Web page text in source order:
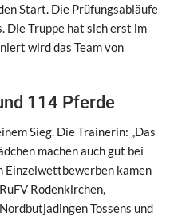
Start. Die Prüfungsabläufe
Die Truppe hat sich erst im
wird das Team von
114 Pferde
Sieg. Die Trainerin: „Das
machen auch gut bei
Einzelwettbewerben kamen
Rodenkirchen,
Tossens und